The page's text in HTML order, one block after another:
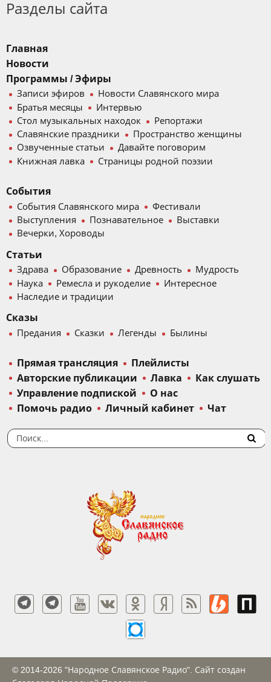
Разделы сайта
Главная
Новости
Программы / Эфиры
Записи эфиров
Новости Славянского мира
Братья месяцы
Интервью
Стол музыкальных находок
Репортажи
Славянские праздники
Пространство женщины
Озвученные статьи
Давайте поговорим
Книжная лавка
Страницы родной поэзии
События
События Славянского мира
Фестивали
Выступления
Познавательное
Выставки
Вечерки, Хороводы
Статьи
Здрава Образование Древность
Мудрость
Наука
Ремесла и рукоделие
Интересное
Наследие и традиции
Сказы
Предания Сказки Легенды Былины
Прямая трансляция
Плейлисты
Авторские публикации
Лавка
Как слушать
Управление подпиской
О нас
Помочь радио
Личный кабинет Чат
© 2014-2026 "Народное Славянское Радио". Сайт создан